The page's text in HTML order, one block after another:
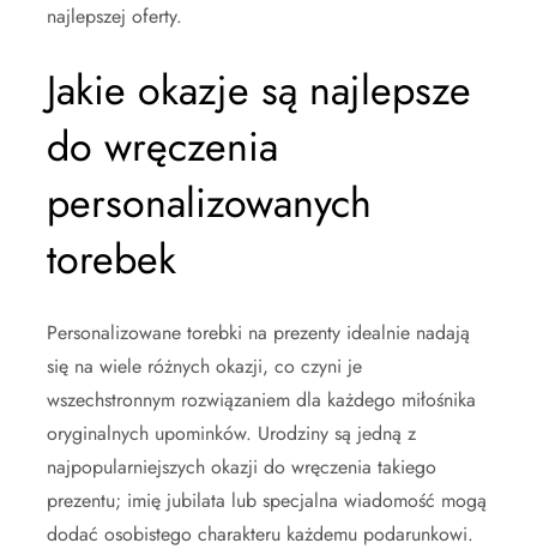
najlepszej oferty.
Jakie okazje są najlepsze
do wręczenia
personalizowanych
torebek
Personalizowane torebki na prezenty idealnie nadają
się na wiele różnych okazji, co czyni je
wszechstronnym rozwiązaniem dla każdego miłośnika
oryginalnych upominków. Urodziny są jedną z
najpopularniejszych okazji do wręczenia takiego
prezentu; imię jubilata lub specjalna wiadomość mogą
dodać osobistego charakteru każdemu podarunkowi.